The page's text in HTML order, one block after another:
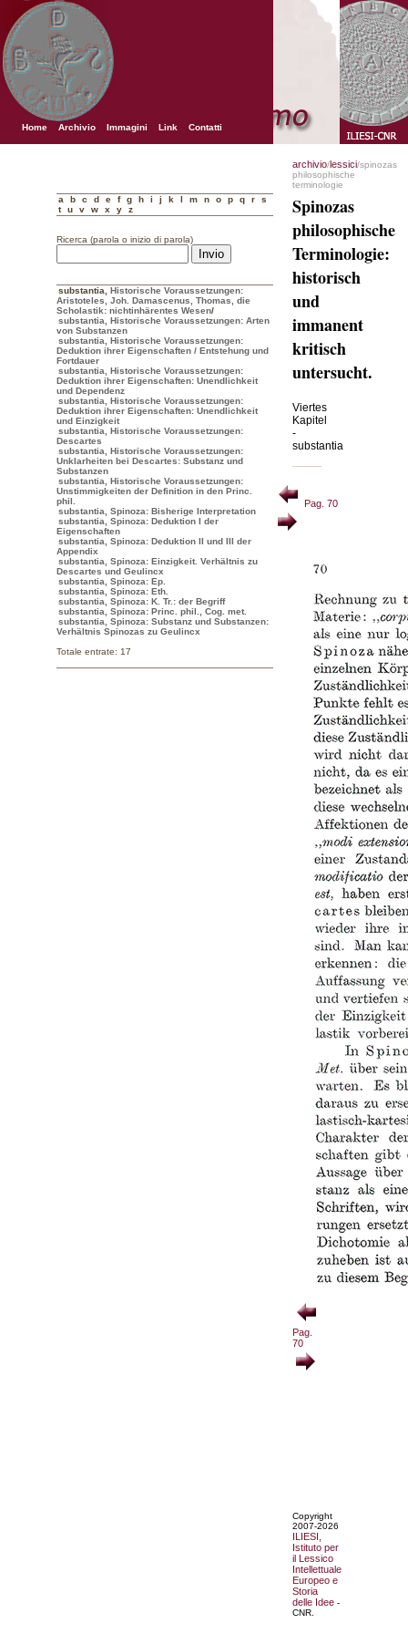
Home Archivio Immagini Link Contatti
a b c d e f g h i j k l m n o p q r
s
t
u v w x y z
Ricerca (parola o inizio di parola)
substantia
Historische Voraussetzungen:
Aristoteles, Joh. Damascenus, Thomas, die
Scholastik: nichtinhärentes Wesen/
substantia, Historische Voraussetzungen: Arten
von Substanzen
substantia, Historische Voraussetzungen:
Deduktion ihrer Eigenschaften / Entstehung und
Fortdauer
substantia, Historische Voraussetzungen:
Deduktion ihrer Eigenschaften: Unendlichkeit
und Dependenz
substantia, Historische Voraussetzungen:
Deduktion ihrer Eigenschaften: Unendlichkeit
und Einzigkeit
substantia, Historische Voraussetzungen:
Descartes
substantia, Historische Voraussetzungen:
Unklarheiten bei Descartes: Substanz und
Substanzen
substantia, Historische Voraussetzungen:
Unstimmigkeiten der Definition in den Princ.
phil.
substantia, Spinoza: Bisherige Interpretation
substantia, Spinoza: Deduktion I der
Eigenschaften
substantia, Spinoza: Deduktion II und III der
Appendix
substantia, Spinoza: Einzigkeit. Verhältnis zu
Descartes und Geulincx
substantia, Spinoza: Ep.
substantia, Spinoza: Eth.
substantia, Spinoza: K. Tr.: der Begriff
substantia, Spinoza: Princ. phil., Cog. met.
substantia, Spinoza: Substanz und Substanzen:
Verhältnis Spinozas zu Geulincx
Totale entrate: 17
archivio/lessici/spinozas
philosophische
terminologie
Spinozas
philosophische
Terminologie:
historisch
und
immanent
kritisch
untersucht.
Viertes
Kapitel
-
substantia
Pag. 70
Pag.
70
Copyright
2007-2026
ILIESI,
Istituto per
il Lessico
Intellettuale
Europeo e
Storia
delle Idee -
CNR.